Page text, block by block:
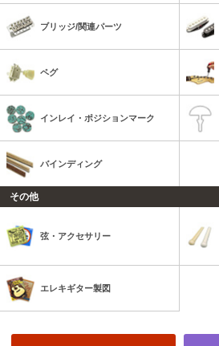
ブリッジ/関連パーツ
ペグ
インレイ・ポジションマーク
バインディング
その他
弦・アクセサリー
エレキギター製図